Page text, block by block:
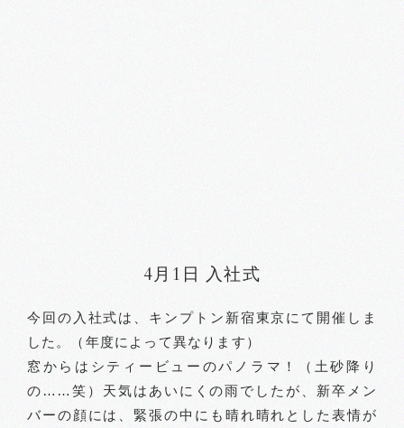
4月1日 入社式
今回の入社式は、キンプトン新宿東京にて開催しま
した。（年度によって異なります）
窓からはシティービューのパノラマ！（土砂降り
の……笑）天気はあいにくの雨でしたが、新卒メン
バーの顔には、緊張の中にも晴れ晴れとした表情が